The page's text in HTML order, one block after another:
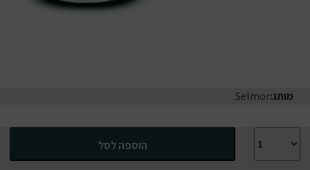
מותג:Selmor
הוספה לסל